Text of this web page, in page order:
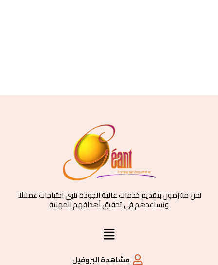
نحن ملتزمون بتقديم خدمات عالية الجودة تلبي احتياجات عملائنا
وتساعدهم في تحقيق أهدافهم المهنية
القائمة
مشاهدة البروفيل